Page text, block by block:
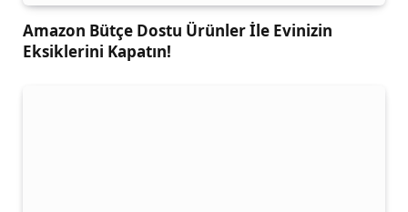
Amazon Bütçe Dostu Ürünler İle Evinizin
Eksiklerini Kapatın!